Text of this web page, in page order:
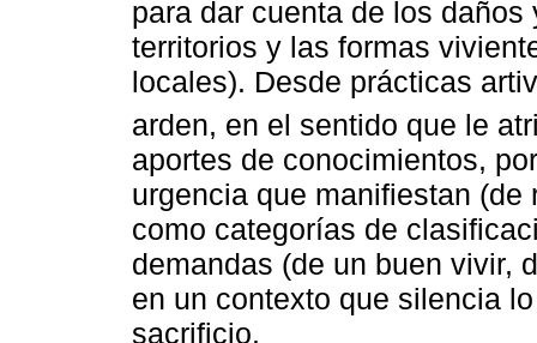
para dar cuenta de los
territorios y las formas
locales). Desde prácticas
arden, en el sentido que le
aportes de conocimientos,
urgencia que manifiestan
como categorías de
demandas (de un buen vivir,
en un contexto que silencia
sacrificio.